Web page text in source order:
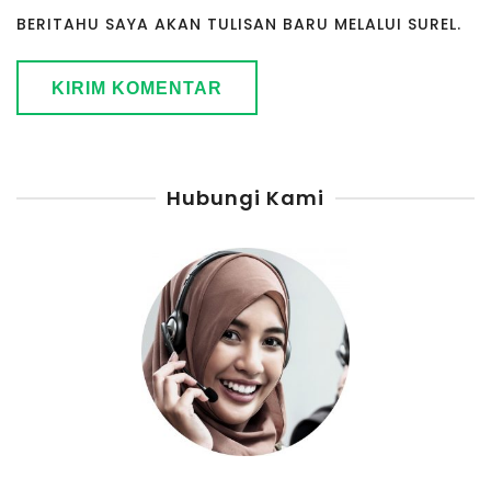
BERITAHU SAYA AKAN TULISAN BARU MELALUI SUREL.
Hubungi Kami